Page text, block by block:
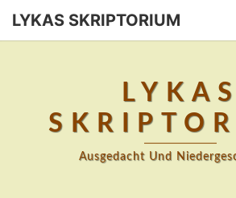
Skip
LYKAS SKRIPTORIUM
LYKAS
Ausgedacht Und